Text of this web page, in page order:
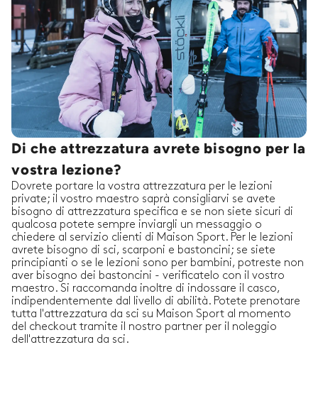
Di che attrezzatura avrete bisogno per la
vostra lezione?
Dovrete portare la vostra attrezzatura per le lezioni
private; il vostro maestro saprà consigliarvi se avete
bisogno di attrezzatura specifica e se non siete sicuri di
qualcosa potete sempre inviargli un messaggio o
chiedere al servizio clienti di Maison Sport. Per le lezioni
avrete bisogno di sci, scarponi e bastoncini; se siete
principianti o se le lezioni sono per bambini, potreste non
aver bisogno dei bastoncini - verificatelo con il vostro
maestro. Si raccomanda inoltre di indossare il casco,
indipendentemente dal livello di abilità. Potete prenotare
tutta l'attrezzatura da sci su Maison Sport al momento
del checkout tramite il nostro partner per il noleggio
dell'attrezzatura da sci.